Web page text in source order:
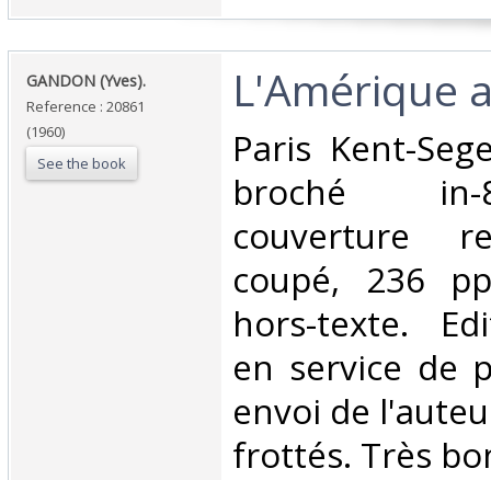
‎GANDON (Yves).‎
Reference : 20861
(1960)
See the book
‎L'Amérique
‎Paris Kent-
broché
couverture
coupé, 236
hors-texte.
en service de
envoi de
frottés. Très